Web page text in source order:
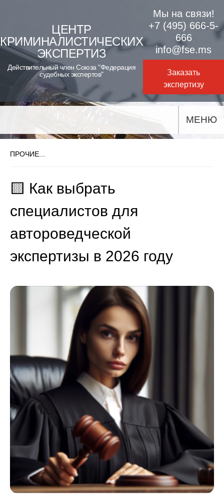
content
ЦЕНТР
КРИМИНАЛИСТИЧЕСКИХ
ЭКСПЕРТИЗ
Действительный член Союза "Федерация
судебных экспертов"
Мы на связи!
+7 (495) 666-5-
666
info@fse.ms
Заказать
экспертизу
МЕНЮ
ПРОЧИЕ...
🟨 Как выбрать
специалистов для
автороведческой
экспертизы в 2026 году